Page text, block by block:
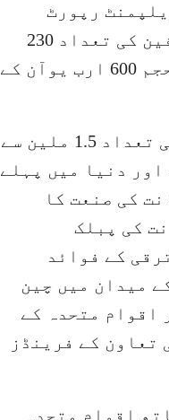
رپورٹ
(2024) کے مطابق ، چین میں جنریٹیو اے آئی مصنوعات کے صارفین کی تعداد 230
ملین تک پہنچ گئی ہے اورمصنوعی ذہانت کی بنیادی صنعت کاحجم 600 ارب یوآن کے
اپریل 2025 تک ، مصنوعی ذہانت کی چینی پیٹنٹ درخواستوں کی تعداد 1.5 ملین سے
عالمی تعداد کا تقریباً 40 فیصد ہے اور دنیا میں پہلے
کی صنعت کا
کی پبلک
کے فوائد
میدان میں چین
اقوام متحدہ کے
تعاون کے فرینڈز
کے ساتھ ساتھ اقوام متحدہ